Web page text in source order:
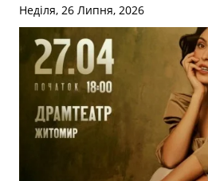
Неділя, 26 Липня, 2026